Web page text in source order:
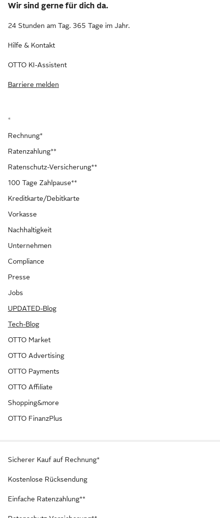
Wir sind gerne für dich da.
24 Stunden am Tag. 365 Tage im Jahr.
Hilfe & Kontakt
OTTO KI-Assistent
Barriere melden
*
Rechnung*
Ratenzahlung**
Ratenschutz-Versicherung**
100 Tage Zahlpause**
Kreditkarte/Debitkarte
Vorkasse
Nachhaltigkeit
Unternehmen
Compliance
Presse
Jobs
UPDATED-Blog
Tech-Blog
OTTO Market
OTTO Advertising
OTTO Payments
OTTO Affiliate
Shopping&more
OTTO FinanzPlus
Sicherer Kauf auf Rechnung*
Kostenlose Rücksendung
Einfache Ratenzahlung**